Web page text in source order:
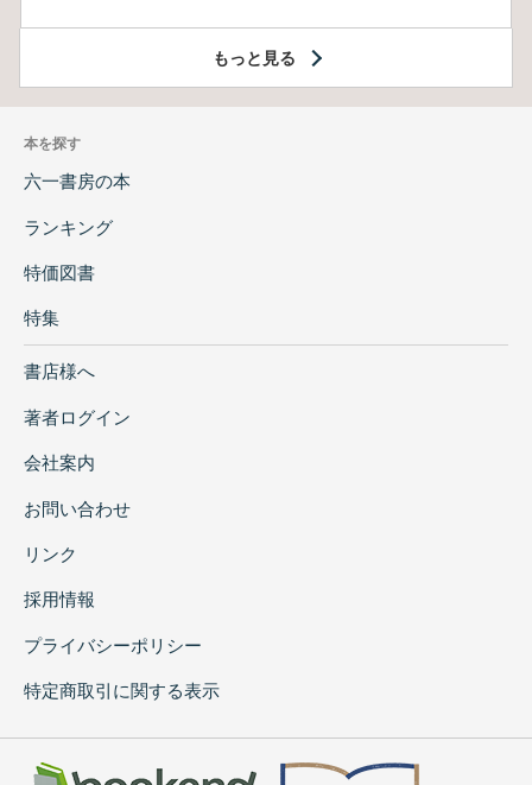
もっと見る
本を探す
六一書房の本
ランキング
特価図書
特集
書店様へ
著者ログイン
会社案内
お問い合わせ
リンク
採用情報
プライバシーポリシー
特定商取引に関する表示